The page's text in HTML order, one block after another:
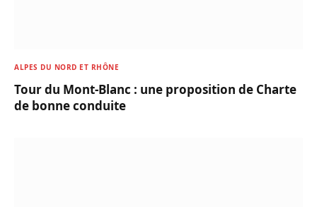
ALPES DU NORD ET RHÔNE
Tour du Mont-Blanc : une proposition de Charte
de bonne conduite